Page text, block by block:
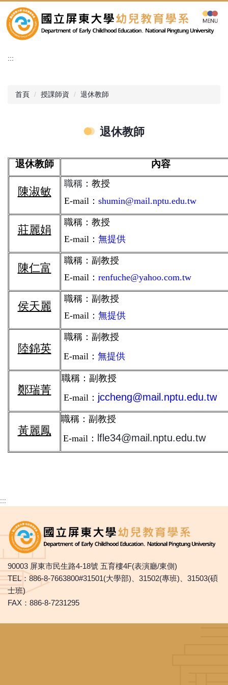
到
主
容
:::
首頁 授課師資 退休教師
退休教師
退休教師 內容
陳淑敏
職稱 ： 教授
E-mail ： shumin@mail.nptu.edu.tw
莊麗娟
職稱：教授
E-mail ： 無提供
陳仁富
職稱：副教授
E-mail ： renfuche@yahoo.com.tw
侯天麗
職稱： 副教授
E-mail ： 無提供
陸錦英
職稱： 副教授
E-mail ： 無提供
鄭瑞菁
職稱： 副教授
E-mail ： jccheng@mail.nptu.edu.tw
黃麗鳳
職稱：副教授
E-mail ： lfle34@mail.nptu.edu.tw
:::
90003 屏東市民生路4-18號 五育樓4F(表演廳/東側)
TEL：886-8-7663800#31501(大學部)、31502(專班)、31503(碩
士班)
FAX：886-8-7231295